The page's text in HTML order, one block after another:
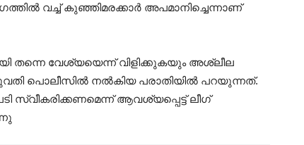
വച്ച് കുഞ്ഞിമരക്കാര്‍ അപമാനിച്ചെന്നാണ്
തന്നെ വേശ്യയെന്ന് വിളിക്കുകയും അശ്ലീല
പൊലീസില്‍ നല്‍കിയ പരാതിയില്‍ പറയുന്നത്.
സ്വീകരിക്കണമെന്ന് ആവശ്യപ്പെട്ട് ലീഗ്